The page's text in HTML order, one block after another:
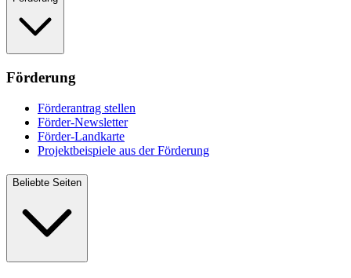
Förderung
Förderantrag stellen
Förder-Newsletter
Förder-Landkarte
Projektbeispiele aus der Förderung
Beliebte Seiten